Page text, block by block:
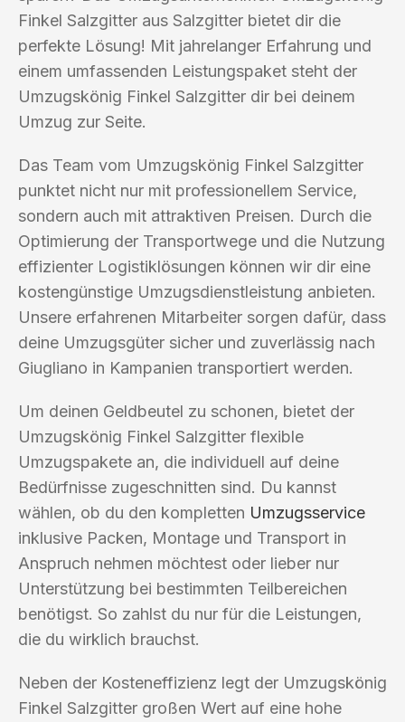
Finkel Salzgitter aus Salzgitter bietet dir die
perfekte Lösung! Mit jahrelanger Erfahrung und
einem umfassenden Leistungspaket steht der
Umzugskönig Finkel Salzgitter dir bei deinem
Umzug zur Seite.
Das Team vom Umzugskönig Finkel Salzgitter
punktet nicht nur mit professionellem Service,
sondern auch mit attraktiven Preisen. Durch die
Optimierung der Transportwege und die Nutzung
effizienter Logistiklösungen können wir dir eine
kostengünstige Umzugsdienstleistung anbieten.
Unsere erfahrenen Mitarbeiter sorgen dafür, dass
deine Umzugsgüter sicher und zuverlässig nach
Giugliano in Kampanien transportiert werden.
Um deinen Geldbeutel zu schonen, bietet der
Umzugskönig Finkel Salzgitter flexible
Umzugspakete an, die individuell auf deine
Bedürfnisse zugeschnitten sind. Du kannst
wählen, ob du den kompletten Umzugsservice
inklusive Packen, Montage und Transport in
Anspruch nehmen möchtest oder lieber nur
Unterstützung bei bestimmten Teilbereichen
benötigst. So zahlst du nur für die Leistungen,
die du wirklich brauchst.
Neben der Kosteneffizienz legt der Umzugskönig
Finkel Salzgitter großen Wert auf eine hohe